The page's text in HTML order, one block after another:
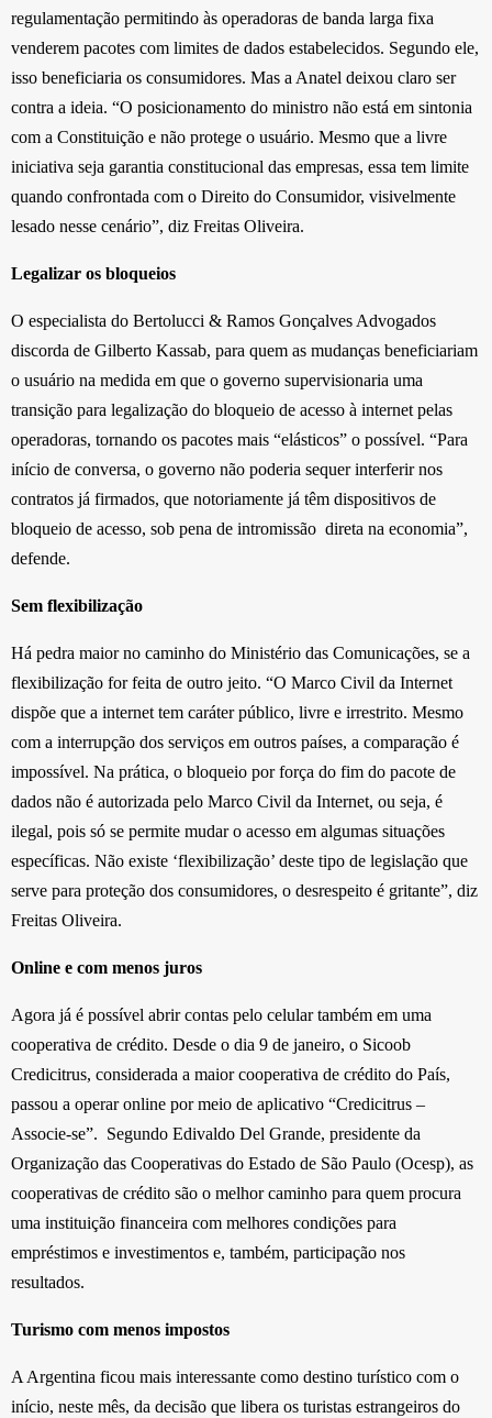
regulamentação permitindo às operadoras de banda larga fixa
venderem pacotes com limites de dados estabelecidos. Segundo ele,
isso beneficiaria os consumidores. Mas a Anatel deixou claro ser
contra a ideia. “O posicionamento do ministro não está em sintonia
com a Constituição e não protege o usuário. Mesmo que a livre
iniciativa seja garantia constitucional das empresas, essa tem limite
quando confrontada com o Direito do Consumidor, visivelmente
lesado nesse cenário”, diz Freitas Oliveira.
Legalizar os bloqueios
O especialista do Bertolucci & Ramos Gonçalves Advogados
discorda de Gilberto Kassab, para quem as mudanças beneficiariam
o usuário na medida em que o governo supervisionaria uma
transição para legalização do bloqueio de acesso à internet pelas
operadoras, tornando os pacotes mais “elásticos” o possível. “Para
início de conversa, o governo não poderia sequer interferir nos
contratos já firmados, que notoriamente já têm dispositivos de
bloqueio de acesso, sob pena de intromissão direta na economia”,
defende.
Sem flexibilização
Há pedra maior no caminho do Ministério das Comunicações, se a
flexibilização for feita de outro jeito. “O Marco Civil da Internet
dispõe que a internet tem caráter público, livre e irrestrito. Mesmo
com a interrupção dos serviços em outros países, a comparação é
impossível. Na prática, o bloqueio por força do fim do pacote de
dados não é autorizada pelo Marco Civil da Internet, ou seja, é
ilegal, pois só se permite mudar o acesso em algumas situações
específicas. Não existe ‘flexibilização’ deste tipo de legislação que
serve para proteção dos consumidores, o desrespeito é gritante”, diz
Freitas Oliveira.
Online e com menos juros
Agora já é possível abrir contas pelo celular também em uma
cooperativa de crédito. Desde o dia 9 de janeiro, o Sicoob
Credicitrus, considerada a maior cooperativa de crédito do País,
passou a operar online por meio de aplicativo “Credicitrus –
Associe-se”. Segundo Edivaldo Del Grande, presidente da
Organização das Cooperativas do Estado de São Paulo (Ocesp), as
cooperativas de crédito são o melhor caminho para quem procura
uma instituição financeira com melhores condições para
empréstimos e investimentos e, também, participação nos
resultados.
Turismo com menos impostos
A Argentina ficou mais interessante como destino turístico com o
início, neste mês, da decisão que libera os turistas estrangeiros do